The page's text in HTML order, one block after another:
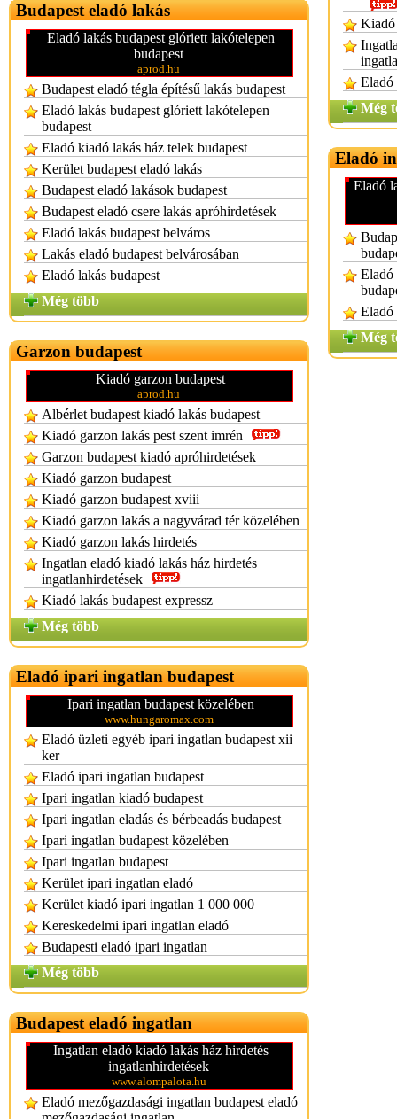
Budapest eladó lakás
Eladó lakás budapest glóriett lakótelepen
budapest
aprod.hu
Budapest eladó tégla építésű lakás budapest
Eladó lakás budapest glóriett lakótelepen
budapest
Eladó kiadó lakás ház telek budapest
Kerület budapest eladó lakás
Budapest eladó lakások budapest
Budapest eladó csere lakás apróhirdetések
Eladó lakás budapest belváros
Lakás eladó budapest belvárosában
Eladó lakás budapest
Még több
Garzon budapest
Kiadó garzon budapest
aprod.hu
Albérlet budapest kiadó lakás budapest
Kiadó garzon lakás pest szent imrén
Garzon budapest kiadó apróhirdetések
Kiadó garzon budapest
Kiadó garzon budapest xviii
Kiadó garzon lakás a nagyvárad tér közelében
Kiadó garzon lakás hirdetés
Ingatlan eladó kiadó lakás ház hirdetés
ingatlanhirdetések
Kiadó lakás budapest expressz
Még több
Eladó ipari ingatlan budapest
Ipari ingatlan budapest közelében
www.hungaromax.com
Eladó üzleti egyéb ipari ingatlan budapest xii
ker
Eladó ipari ingatlan budapest
Ipari ingatlan kiadó budapest
Ipari ingatlan eladás és bérbeadás budapest
Ipari ingatlan budapest közelében
Ipari ingatlan budapest
Kerület ipari ingatlan eladó
Kerület kiadó ipari ingatlan 1 000 000
Kereskedelmi ipari ingatlan eladó
Budapesti eladó ipari ingatlan
Még több
Budapest eladó ingatlan
Ingatlan eladó kiadó lakás ház hirdetés
ingatlanhirdetések
www.alompalota.hu
Eladó mezőgazdasági ingatlan budapest eladó
Kiadó
Eladó
Még
Eladó
Eladó
Eladó
Eladó
Még